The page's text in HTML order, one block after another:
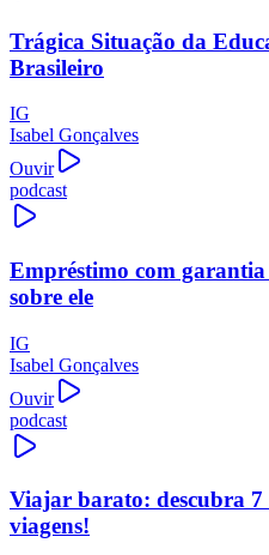
Trágica Situação da
Brasileiro
IG
Isabel Gonçalves
Ouvir
podcast
Empréstimo com
sobre ele
IG
Isabel Gonçalves
Ouvir
podcast
Viajar barato: descubra 7
viagens!